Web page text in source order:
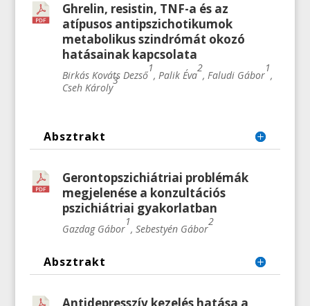
Ghrelin, resistin, TNF-a és az
atípusos antipszichotikumok
metabolikus szindrómát okozó
hatásainak kapcsolata
Birkás Kováts Dezső
1
, Palik Éva
2
, Faludi Gábor
1
,
Cseh Károly
3
Absztrakt
Gerontopszichiátriai problémák
megjelenése a konzultációs
pszichiátriai gyakorlatban
Gazdag Gábor
1
, Sebestyén Gábor
2
Absztrakt